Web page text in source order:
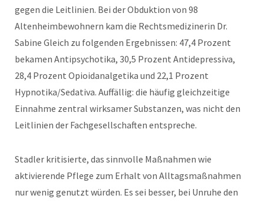
gegen die Leitlinien. Bei der Obduktion von 98
Altenheimbewohnern kam die Rechtsmedizinerin Dr.
Sabine Gleich zu folgenden Ergebnissen: 47,4 Prozent
bekamen Antipsychotika, 30,5 Prozent Antidepressiva,
28,4 Prozent Opioidanalgetika und 22,1 Prozent
Hypnotika/Sedativa. Auffällig: die häufig gleichzeitige
Einnahme zentral wirksamer Substanzen, was nicht den
Leitlinien der Fachgesellschaften entspreche.
Stadler kritisierte, das sinnvolle Maßnahmen wie
aktivierende Pflege zum Erhalt von Alltagsmaßnahmen
nur wenig genutzt würden. Es sei besser, bei Unruhe den